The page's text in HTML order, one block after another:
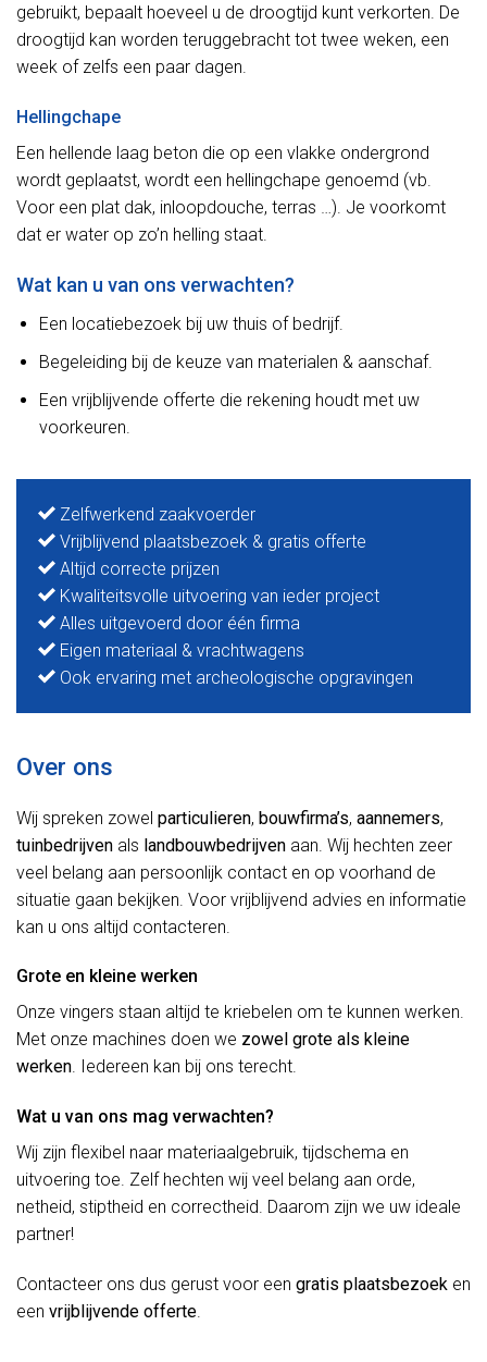
gebruikt, bepaalt hoeveel u de droogtijd kunt verkorten. De
droogtijd kan worden teruggebracht tot twee weken, een
week of zelfs een paar dagen.
Hellingchape
Een hellende laag beton die op een vlakke ondergrond
wordt geplaatst, wordt een hellingchape genoemd (vb.
Voor een plat dak, inloopdouche, terras …). Je voorkomt
dat er water op zo’n helling staat.
Wat kan u van ons verwachten?
Een locatiebezoek bij uw thuis of bedrijf.
Begeleiding bij de keuze van materialen & aanschaf.
Een vrijblijvende offerte die rekening houdt met uw
voorkeuren.
Zelfwerkend zaakvoerder
Vrijblijvend plaatsbezoek & gratis offerte
Altijd correcte prijzen
Kwaliteitsvolle uitvoering van ieder project
Alles uitgevoerd door één firma
Eigen materiaal & vrachtwagens
Ook ervaring met archeologische opgravingen
Over ons
Wij spreken zowel particulieren, bouwfirma’s, aannemers,
tuinbedrijven als landbouwbedrijven aan. Wij hechten zeer
veel belang aan persoonlijk contact en op voorhand de
situatie gaan bekijken. Voor vrijblijvend advies en informatie
kan u ons altijd contacteren.
Grote en kleine werken
Onze vingers staan altijd te kriebelen om te kunnen werken.
Met onze machines doen we zowel grote als kleine
werken. Iedereen kan bij ons terecht.
Wat u van ons mag verwachten?
Wij zijn flexibel naar materiaalgebruik, tijdschema en
uitvoering toe. Zelf hechten wij veel belang aan orde,
netheid, stiptheid en correctheid. Daarom zijn we uw ideale
partner!
Contacteer ons dus gerust voor een gratis plaatsbezoek en
een vrijblijvende offerte.